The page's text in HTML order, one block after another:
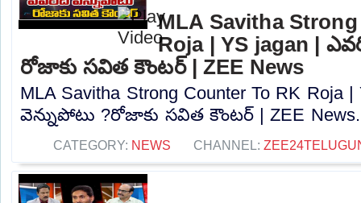
MLA Savitha
Roja | YS jagan |
రోజాకు సవిత కౌంటర్‌ | ZEE News
MLA Savitha Strong Counter To RK Roja
వెన్నుపోటు ?రోజాకు సవిత కౌంటర్‌ | ZEE
CATEGORY: NEWS CHANNEL: